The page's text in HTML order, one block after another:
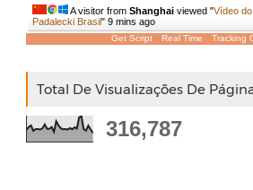
A visitor from Shanghaiviewed "Vídeo
Padalecki Brasil" 9 mins ago
Get Script Real Time Tracking
Total De Visualizações De
316,787